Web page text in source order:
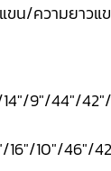
น/ความยาวแ
9"/44"/42"/
10"/46"/